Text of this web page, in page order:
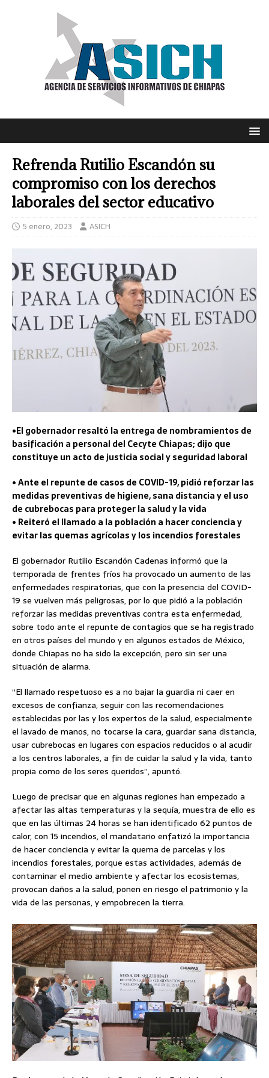
Refrenda Rutilio Escandón su
compromiso con los derechos
laborales del sector educativo
5 enero, 2023 ASICH
•El gobernador resaltó la entrega de nombramientos de
basificación a personal del Cecyte Chiapas; dijo que
constituye un acto de justicia social y seguridad laboral
• Ante el repunte de casos de COVID-19, pidió reforzar las
medidas preventivas de higiene, sana distancia y el uso
de cubrebocas para proteger la salud y la vida
• Reiteró el llamado a la población a hacer conciencia y
evitar las quemas agrícolas y los incendios forestales
El gobernador Rutilio Escandón Cadenas informó que la
temporada de frentes fríos ha provocado un aumento de las
enfermedades respiratorias, que con la presencia del COVID-
19 se vuelven más peligrosas, por lo que pidió a la población
reforzar las medidas preventivas contra esta enfermedad,
sobre todo ante el repunte de contagios que se ha registrado
en otros países del mundo y en algunos estados de México,
donde Chiapas no ha sido la excepción, pero sin ser una
situación de alarma.
“El llamado respetuoso es a no bajar la guardia ni caer en
excesos de confianza, seguir con las recomendaciones
establecidas por las y los expertos de la salud, especialmente
el lavado de manos, no tocarse la cara, guardar sana distancia,
usar cubrebocas en lugares con espacios reducidos o al acudir
a los centros laborales, a fin de cuidar la salud y la vida, tanto
propia como de los seres queridos”, apuntó.
Luego de precisar que en algunas regiones han empezado a
afectar las altas temperaturas y la sequía, muestra de ello es
que en las últimas 24 horas se han identificado 62 puntos de
calor, con 15 incendios, el mandatario enfatizó la importancia
de hacer conciencia y evitar la quema de parcelas y los
incendios forestales, porque estas actividades, además de
contaminar el medio ambiente y afectar los ecosistemas,
provocan daños a la salud, ponen en riesgo el patrimonio y la
vida de las personas, y empobrecen la tierra.